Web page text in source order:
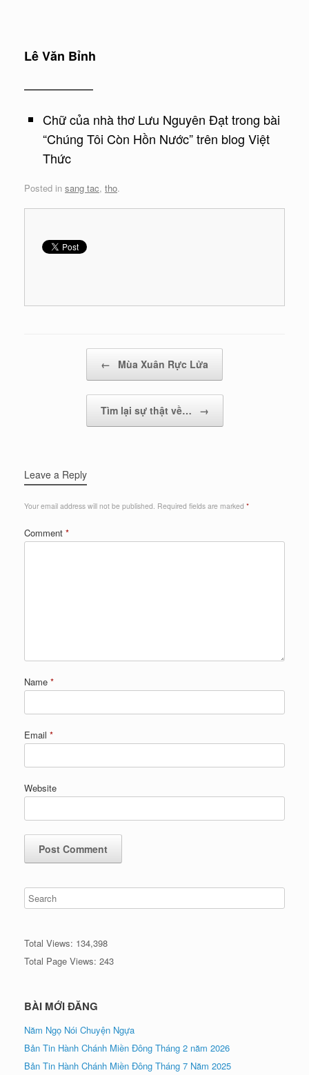
Lê Văn Bỉnh
—————–
Chữ của nhà thơ Lưu Nguyên Đạt trong bài
“Chúng Tôi Còn Hồn Nước” trên blog Việt
Thức
Posted in sang tac, tho.
← Mùa Xuân Rực Lửa
Tìm lại sự thật về… →
Leave a Reply
Your email address will not be published. Required fields are marked *
Comment *
Name *
Email *
Website
Total Views: 134,398
Total Page Views: 243
BÀI MỚI ĐĂNG
Năm Ngọ Nói Chuyện Ngựa
Bản Tin Hành Chánh Miền Đông Tháng 2 năm 2026
Bản Tin Hành Chánh Miền Đông Tháng 7 Năm 2025